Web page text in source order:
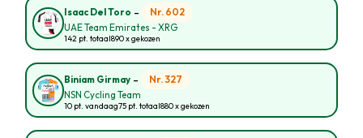
Isaac Del Toro - Nr. 602
UAE Team Emirates - XRG
142 pt. totaal890 x gekozen
Biniam Girmay - Nr. 327
NSN Cycling Team
10 pt. vandaag75 pt. totaal880 x gekozen